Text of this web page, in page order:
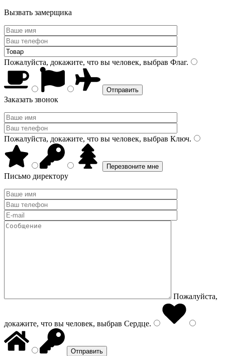
Вызвать замерщика
Пожалуйста, докажите, что вы человек, выбрав Флаг.
Заказать звонок
Пожалуйста, докажите, что вы человек, выбрав Ключ.
Письмо директору
Пожалуйста,
докажите, что вы человек, выбрав Сердце.